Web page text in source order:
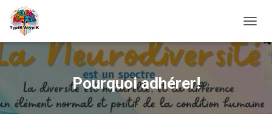
U
V
R
Pourquoi adhérer!